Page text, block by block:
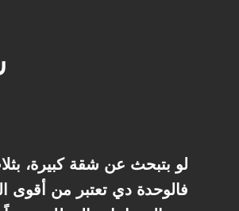
لو بتبحث عن شقة كبيرة،